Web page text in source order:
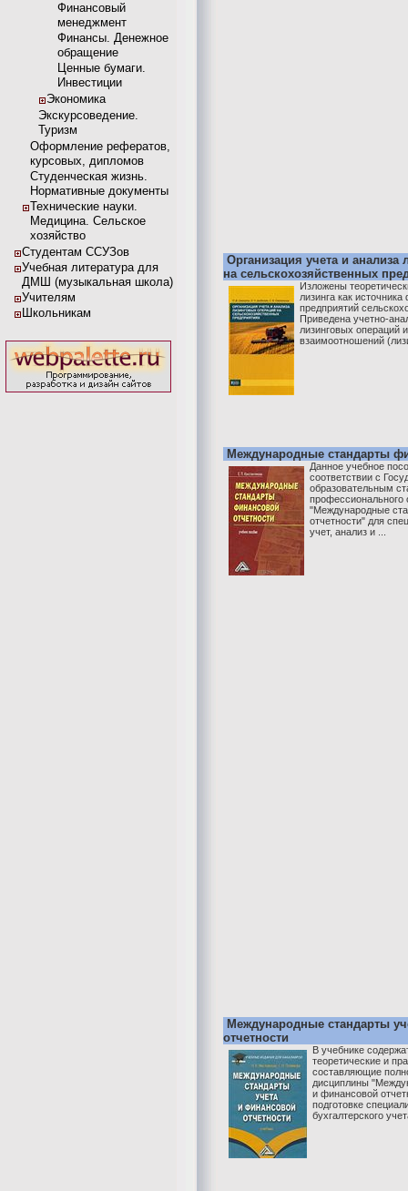
Финансовый
менеджмент
Финансы. Денежное
обращение
Ценные бумаги.
Инвестиции
Экономика
Экскурсоведение.
Туризм
Оформление рефератов,
курсовых, дипломов
Студенческая жизнь.
Нормативные документы
Технические науки.
Медицина. Сельское
хозяйство
Студентам ССУЗов
Учебная литература для
ДМШ (музыкальная школа)
Учителям
Школьникам
Организация учета и анализа
на сельскохозяйственных
Изложены
лизинга как
предприятий
Приведена учетно-
лизинговых операций
взаимоотношений
Международные стандарты
Данное учебное
соответствии с
образовательным
профессионального
"Международные
отчетности" для
учет, анализ и ...
Международные стандарты
отчетности
В учебнике
теоретические и
составляющие
дисциплины
и финансовой
подготовке
бухгалтерского